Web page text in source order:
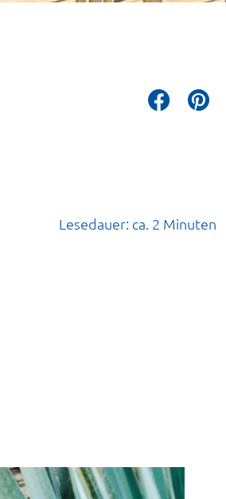
Lesedauer: ca. 2 Minuten